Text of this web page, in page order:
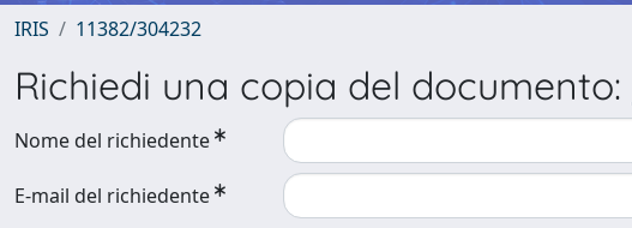
IRIS 11382/304232
Richiedi una copia del documento:
Nome del richiedente
E-mail del richiedente